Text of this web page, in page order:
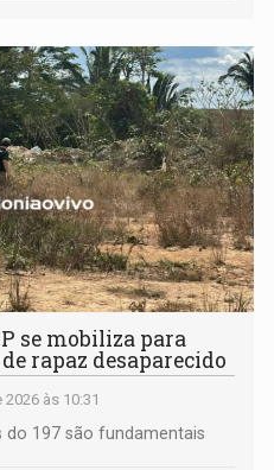
se mobiliza para
rapaz desaparecido
às 10:31
do 197 são fundamentais